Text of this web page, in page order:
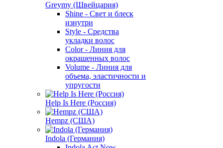
Greymy (Швейцария)
Shine - Свет и блеск
изнутри
Style - Средства
укладки волос
Color - Линия для
окрашенных волос
Volume - Линия для
объема, эластичности и
упругости
Help Is Here (Россия)
Hempz (США)
Indola (Германия)